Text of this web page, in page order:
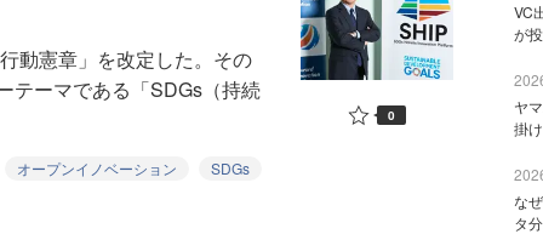
動憲章」を改定した。その
テーマである「SDGs（持続
オープンイノベーション SDGs
0
VC
が
ヤ
掛
な
タ